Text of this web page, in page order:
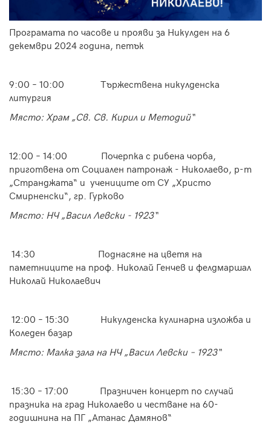
Програмата по часове и прояви за Никулден на 6
декември 2024 година, петък
9:00 – 10:00 Тържествена никулденска
литургия
Място: Храм „Св. Св. Кирил и Методий“
12:00 – 14:00 Почерпка с рибена чорба,
приготвена от Социален патронаж - Николаево, р-т
„Странджата“ и учениците от СУ „Христо
Смирненски“, гр. Гурково
Място: НЧ „Васил Левски - 1923“
14:30
Поднасяне на цветя на
паметниците на проф. Николай Генчев и фелдмаршал
Николай Николаевич
12:00 – 15:30 Никулденска кулинарна изложба и
Коледен базар
Място: Малка зала на НЧ „Васил Левски – 1923“
15:30 – 17:00 Празничен концерт по случай
празника на град Николаево и честване на 60-
годишнина на ПГ „Атанас Дамянов“